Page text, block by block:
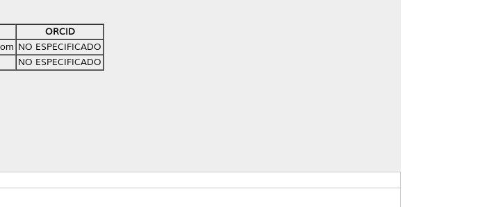
ORCID
NO ESPECIFICADO
NO ESPECIFICADO